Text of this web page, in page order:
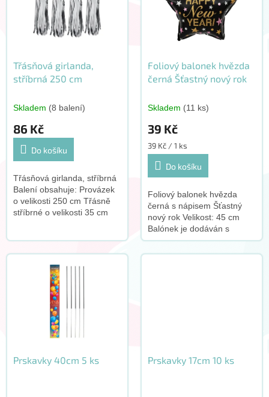
Třásňová girlanda,
stříbrná 250 cm
Skladem (8 balení)
86 Kč
Do košíku
Třásňová girlanda, stříbrná
Balení obsahuje: Provázek
o velikosti 250 cm Třásně
stříbrné o velikosti 35 cm
Foliový balonek hvězda
černá Šťastný nový rok
Skladem (11 ks)
39 Kč
Měrná
cena:
39 Kč / 1 ks
Do košíku
Foliový balonek hvězda
černá s nápisem Šťastný
nový rok Velikost: 45 cm
Balónek je dodáván s
brčkem V balení 1 ks S
tímto produktem
Prskavky 40cm 5 ks Prskavky 17cm 10 ks